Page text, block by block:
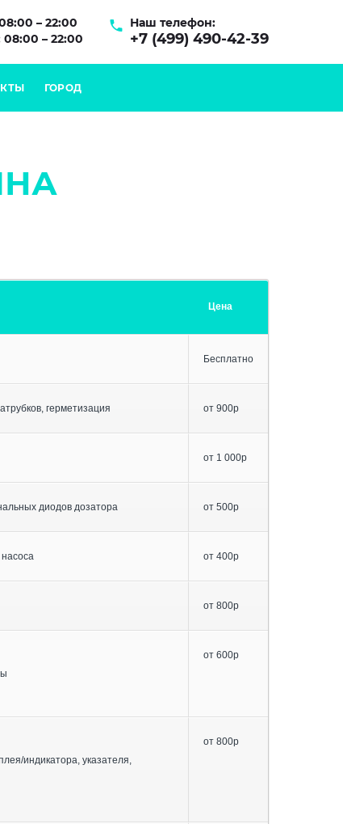
Наш телефон:
+7 (499) 490-42-39
– 22:00
– 22:00
ГОРОД
Цена
Бесплатно
герметизация от 900р
от 1 000р
диодов дозатора от 500р
от 400р
от 800р
от 600р
индикатора, указателя,
от 800р